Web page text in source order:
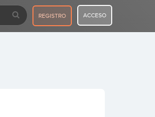
REGISTRO ACCESO